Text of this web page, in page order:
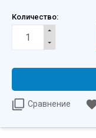
Количество:
Сравнение